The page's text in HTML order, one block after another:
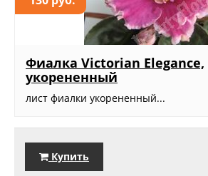
Фиалка Victorian Elegance,
укорененный
лист фиалки укорененный...
Купить